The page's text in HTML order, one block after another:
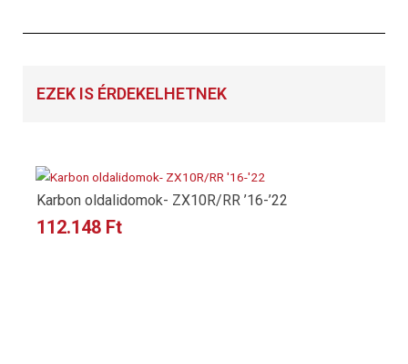
EZEK IS ÉRDEKELHETNEK
Karbon oldalidomok- ZX10R/RR ’16-’22
112.148 Ft